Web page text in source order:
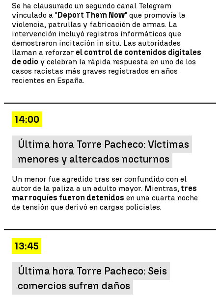
Se ha clausurado un segundo canal Telegram
vinculado a "Deport Them Now" que promovía la
violencia, patrullas y fabricación de armas. La
intervención incluyó registros informáticos que
demostraron incitación in situ. Las autoridades
llaman a reforzar el control de contenidos digitales
de odio y celebran la rápida respuesta en uno de los
casos racistas más graves registrados en años
recientes en España.
14:00
Última hora Torre Pacheco: Víctimas
menores y altercados nocturnos
Un menor fue agredido tras ser confundido con el
autor de la paliza a un adulto mayor. Mientras, tres
marroquíes fueron detenidos en una cuarta noche
de tensión que derivó en cargas policiales.
13:45
Última hora Torre Pacheco: Seis
comercios sufren daños